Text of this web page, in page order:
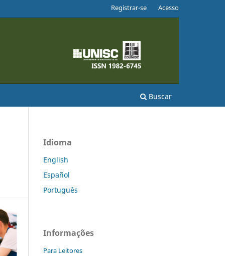
Buscar
Registrar-se Acesso
Idioma
English
Español
Português
Informações
Para Leitores